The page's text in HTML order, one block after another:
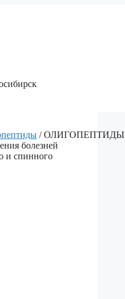
/ ОЛИГОПЕПТИДЫ
болезней
и спинного